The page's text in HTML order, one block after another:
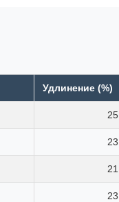
Удлинение (%)
25
23
21
23